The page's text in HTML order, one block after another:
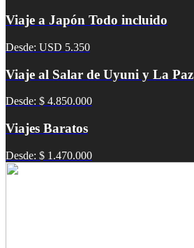
Viaje a Japón Todo incluido
Desde: USD 5.350
Viaje al Salar de Uyuni y La Paz
Desde: $ 4.850.000
Viajes Baratos
Desde: $ 1.470.000